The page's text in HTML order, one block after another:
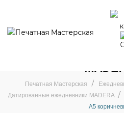
Датированные
Печатная Мастерская
Датированные ежедневники MADERA
А5